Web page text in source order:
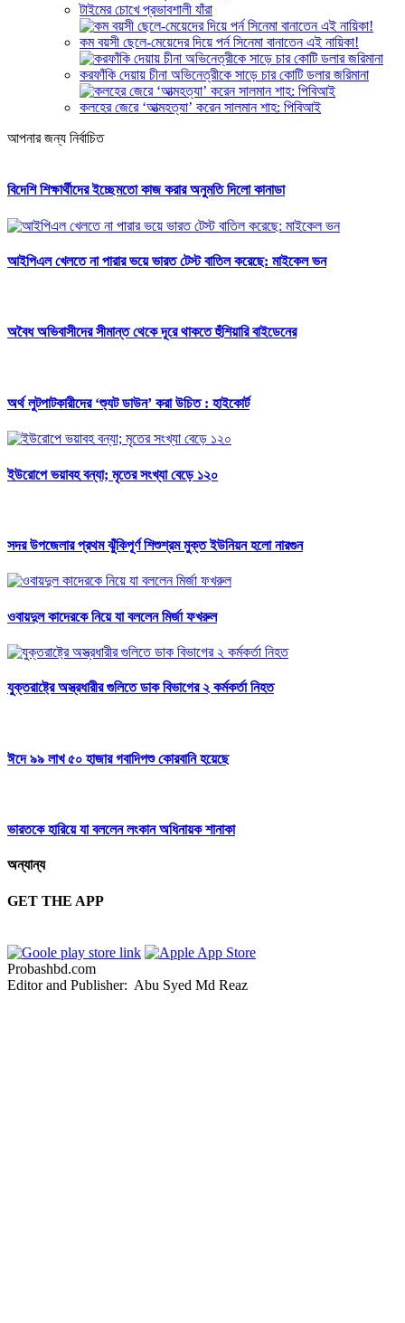
টাইমের চোখে প্রভাবশালী যাঁরা
কম বয়সী ছেলে-মেয়েদের দিয়ে পর্ন সিনেমা বানাতেন এই নায়িকা!
করফাঁকি দেয়ায় চীনা অভিনেত্রীকে সাড়ে চার কোটি ডলার জরিমানা
কলহের জেরে ‘আত্মহত্যা’ করেন সালমান শাহ: পিবিআই
আপনার জন্য নির্বাচিত
বিদেশি শিক্ষার্থীদের ইচ্ছেমতো কাজ করার অনুমতি দিলো কানাডা
আইপিএল খেলতে না পারার ভয়ে ভারত টেস্ট বাতিল করেছে: মাইকেল ভন
অবৈধ অভিবাসীদের সীমান্ত থেকে দূরে থাকতে হুঁশিয়ারি বাইডেনের
অর্থ লুটপাটকারীদের ‘শ্যুট ডাউন’ করা উচিত : হাইকোর্ট
ইউরোপে ভয়াবহ বন্যা; মৃতের সংখ্যা বেড়ে ১২০
সদর উপজেলার প্রথম ঝুঁকিপূর্ণ শিশুশ্রম মুক্ত ইউনিয়ন হলো নারগুন
ওবায়দুল কাদেরকে নিয়ে যা বললেন মির্জা ফখরুল
যুক্তরাষ্ট্রে অস্ত্রধারীর গুলিতে ডাক বিভাগের ২ কর্মকর্তা নিহত
ঈদে ৯৯ লাখ ৫০ হাজার গবাদিপশু কোরবানি হয়েছে
ভারতকে হারিয়ে যা বললেন লংকান অধিনায়ক শানাকা
অন্যান্য
GET THE APP
Probashbd.com
Editor and Publisher: Abu Syed Md Reaz